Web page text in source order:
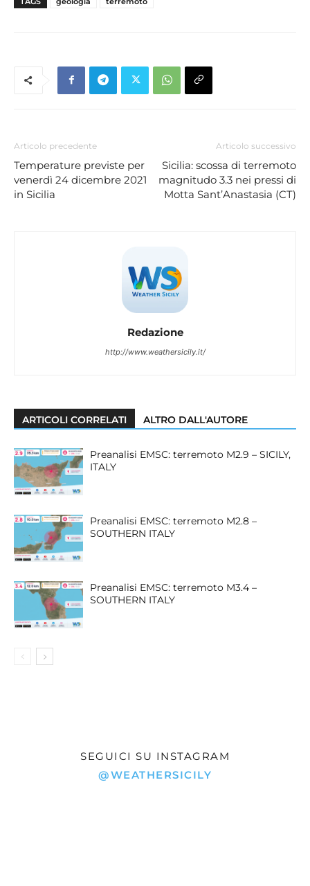
Articolo precedente
Temperature previste per
venerdì 24 dicembre 2021
in Sicilia
Articolo successivo
Sicilia: scossa di terremoto
magnitudo 3.3 nei pressi di
Motta Sant’Anastasia (CT)
Redazione
http://www.weathersicily.it/
ARTICOLI CORRELATI ALTRO DALL'AUTORE
Preanalisi EMSC: terremoto M2.9 – SICILY,
ITALY
Preanalisi EMSC: terremoto M2.8 –
SOUTHERN ITALY
Preanalisi EMSC: terremoto M3.4 –
SOUTHERN ITALY
SEGUICI SU INSTAGRAM
@WEATHERSICILY